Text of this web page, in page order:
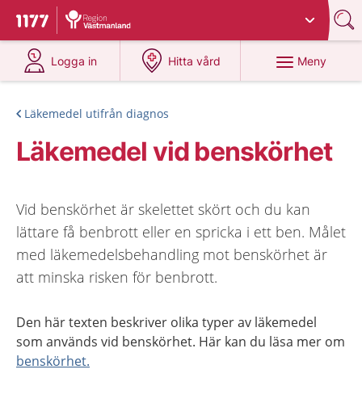
Till startsidan för 1177
Du har valt region
Logga in
på 1177.se
Hitta vård
på 1177.se
Meny
Läkemedel utifrån diagnos
Läkemedel vid benskörhet
Vid benskörhet är skelettet skört och du kan
lättare få benbrott eller en spricka i ett ben. Målet
med läkemedelsbehandling mot benskörhet är
att minska risken för benbrott.
Den här texten beskriver olika typer av läkemedel
som används vid benskörhet. Här kan du läsa mer om
benskörhet.